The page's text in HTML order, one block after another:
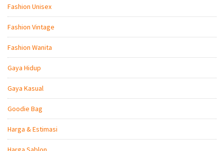
Fashion Unisex
Fashion Vintage
Fashion Wanita
Gaya Hidup
Gaya Kasual
Goodie Bag
Harga & Estimasi